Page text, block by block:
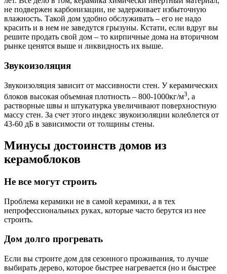
не подвержен карбонизации, не задерживает избыточную
влажность. Такой дом удобно обслуживать – его не надо
красить и в нем не заведутся грызуны. Кстати, если вдруг вы
решите продать свой дом – то кирпичные дома на вторичном
рынке ценятся выше и ликвидность их выше.
Звукоизоляция
Звукоизоляция зависит от массивности стен. У керамических
блоков высокая объемная плотность – 800-1000кг/м3, а
растворные швы и штукатурка увеличивают поверхностную
массу стен. За счет этого индекс звукоизоляции колеблется от
43-60 дБ в зависимости от толщины стены.
Минусы достоинств домов из
керамоблоков
Не все могут строить
Проблема керамики не в самой керамики, а в тех
непрофессиональных руках, которые часто берутся из нее
строить.
Дом долго прогревать
Если вы строите дом для сезонного проживания, то лучше
выбирать дерево, которое быстрее нагревается (но и быстрее